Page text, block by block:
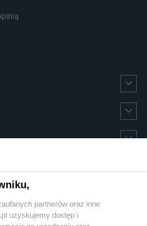
partnerów oraz inne
uzyskujemy dostęp i